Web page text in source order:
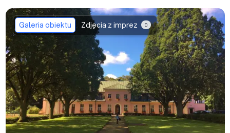
Galeria obiektu Zdjęcia z imprez 0